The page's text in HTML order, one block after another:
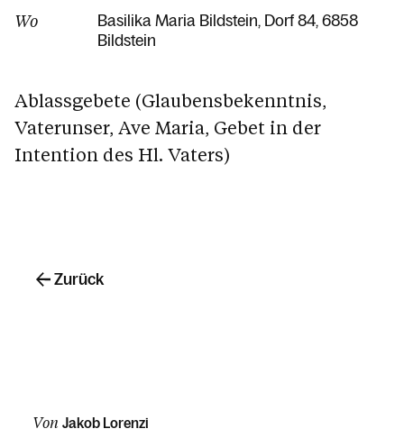
Wo Basilika Maria Bildstein Dorf 84 6858
Bildstein
Ablassgebete (Glaubensbekenntnis,
Vaterunser, Ave Maria, Gebet in der
Intention des Hl. Vaters)
Von Jakob Lorenzi
Zurück